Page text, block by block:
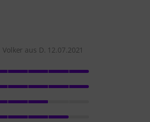
Volker aus D. 12.07.2021